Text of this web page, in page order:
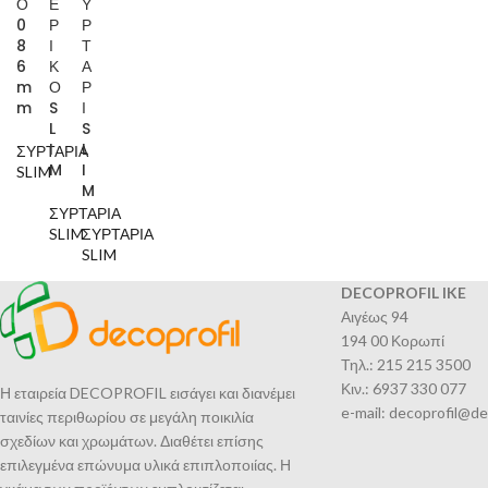
Ο
0
8
6
m
m
ΣΥΡΤΑΡΙΑ
SLIM
Ε
Ρ
Ι
Κ
Ο
S
L
I
M
ΣΥΡΤΑΡΙΑ
SLIM
Υ
Ρ
Τ
Α
Ρ
Ι
S
L
I
M
ΣΥΡΤΑΡΙΑ
SLIM
Η εταιρεία DECOPROFIL εισάγει και διανέμει
ταινίες περιθωρίου σε μεγάλη ποικιλία
σχεδίων και χρωμάτων. Διαθέτει επίσης
επιλεγμένα επώνυμα υλικά επιπλοποιίας. Η
DECOPROFIL IKE
Αιγέως 94
194 00 Κορωπί
Τηλ.: 215 215 3500
Κιν.: 6937 330 077
e-mail: